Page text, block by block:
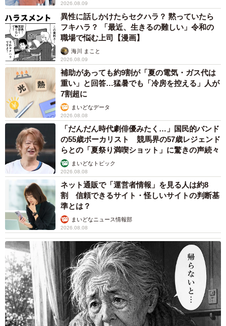
2026.08.09
異性に話しかけたらセクハラ？ 黙っていたら
フキハラ？ 「最近、生きるの難しい」令和の
職場で悩む上司【漫画】
海川 まこと
2026.08.09
補助があっても約9割が「夏の電気・ガス代は
重い」と回答…猛暑でも「冷房を控える」人が
7割超に
まいどなデータ
2026.08.08
「だんだん時代劇俳優みたく…」国民的バンド
の55歳ボーカリスト 競馬界の57歳レジェンド
らとの「夏祭り満喫ショット」に驚きの声続々
まいどなトピック
2026.08.08
ネット通販で「運営者情報」を見る人は約8
割 信頼できるサイト・怪しいサイトの判断基
準とは？
まいどなニュース情報部
2026.08.08